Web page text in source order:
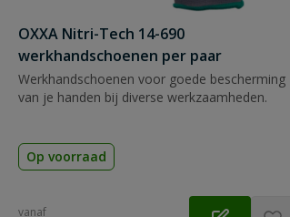
OXXA Nitri-Tech 14-690
werkhandschoenen per paar
Werkhandschoenen voor goede bescherming
van je handen bij diverse werkzaamheden.
Op voorraad
vanaf